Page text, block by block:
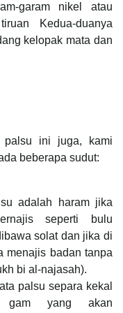
garam nikel atau
Kedua-duanya
kelopak mata dan
palsu ini juga, kami
beberapa sudut:
adalah haram jika
seperti bulu
solat dan jika di
menajis badan tanpa
bi al-najasah).
palsu separa kekal
gam yang akan